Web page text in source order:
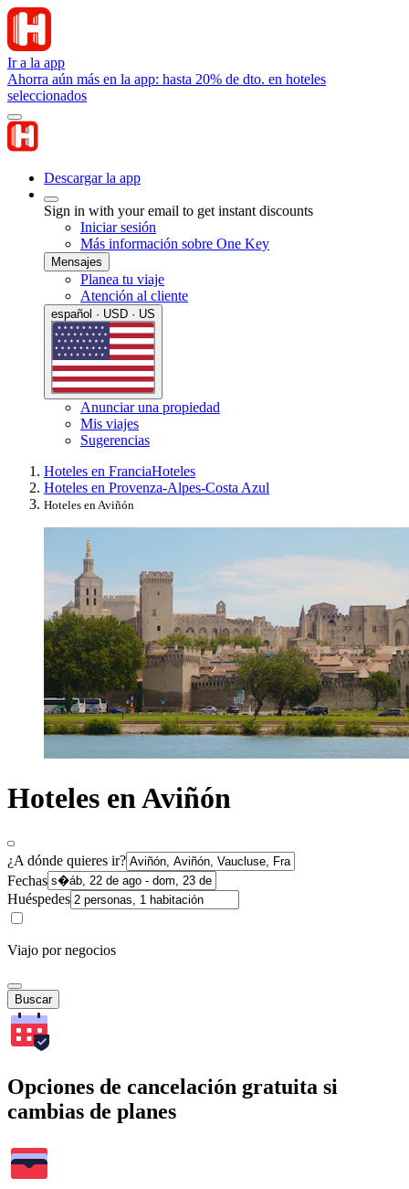
Ir a la app
Ahorra aún más en la app: hasta 20% de dto. en hoteles
seleccionados
Descargar la app
Sign in with your email to get instant discounts
Iniciar sesión
Más información sobre One Key
Mensajes
Planea tu viaje
Atención al cliente
español · USD · US
Anunciar una propiedad
Mis viajes
Sugerencias
Hoteles en FranciaHoteles
Hoteles en Provenza-Alpes-Costa Azul
Hoteles en Aviñón
Hoteles en Aviñón
¿A dónde quieres ir?
Fechas
Huéspedes
Viajo por negocios
Buscar
Opciones de cancelación gratuita si
cambias de planes